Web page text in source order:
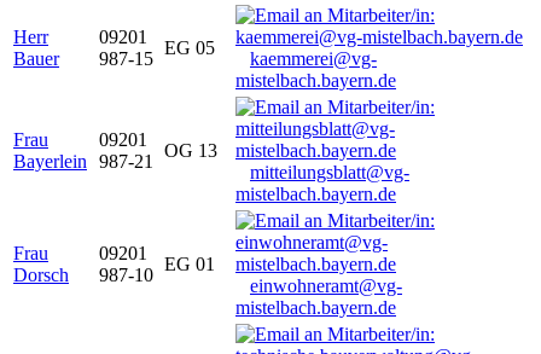
Herr
Bauer
09201
987-15
EG 05
kaemmerei@vg-
mistelbach.bayern.de
Frau
Bayerlein
09201
987-21
OG 13
mitteilungsblatt@vg-
mistelbach.bayern.de
Frau
Dorsch
09201
987-10
EG 01
einwohneramt@vg-
mistelbach.bayern.de